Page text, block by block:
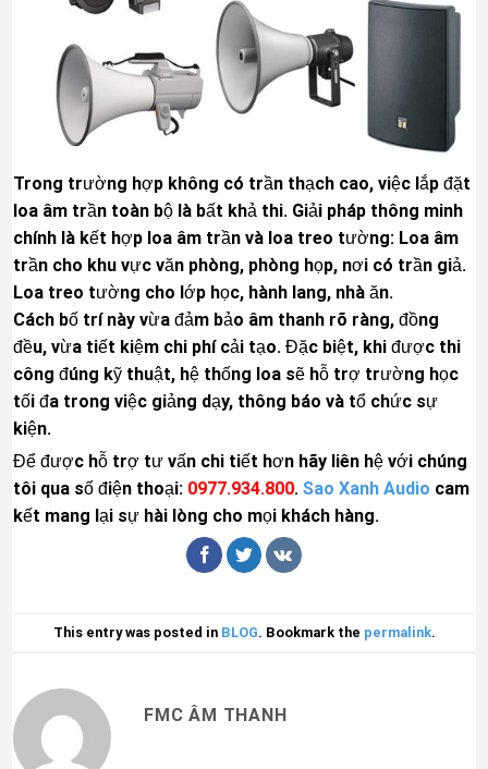
Trong trường hợp không có trần thạch cao, việc lắp đặt
loa âm trần toàn bộ là bất khả thi. Giải pháp thông minh
chính là kết hợp loa âm trần và loa treo tường: Loa âm
trần cho khu vực văn phòng, phòng họp, nơi có trần giả.
Loa treo tường cho lớp học, hành lang, nhà ăn.
Cách bố trí này vừa đảm bảo âm thanh rõ ràng, đồng
đều, vừa tiết kiệm chi phí cải tạo. Đặc biệt, khi được thi
công đúng kỹ thuật, hệ thống loa sẽ hỗ trợ trường học
tối đa trong việc giảng dạy, thông báo và tổ chức sự
kiện.
Để được hỗ trợ tư vấn chi tiết hơn hãy liên hệ với chúng
tôi qua số điện thoại: 0977.934.800. Sao Xanh Audio cam
kết mang lại sự hài lòng cho mọi khách hàng.
This entry was posted in BLOG. Bookmark the permalink.
FMC ÂM THANH